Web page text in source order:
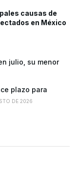
causas de
en México
julio, su menor
plazo para
DE 2026